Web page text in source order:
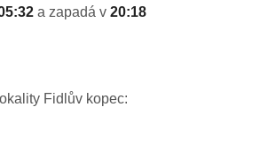
a zapadá v 20:18
Fidlův kopec: